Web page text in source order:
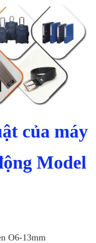
của máy
Model
O6-13mm